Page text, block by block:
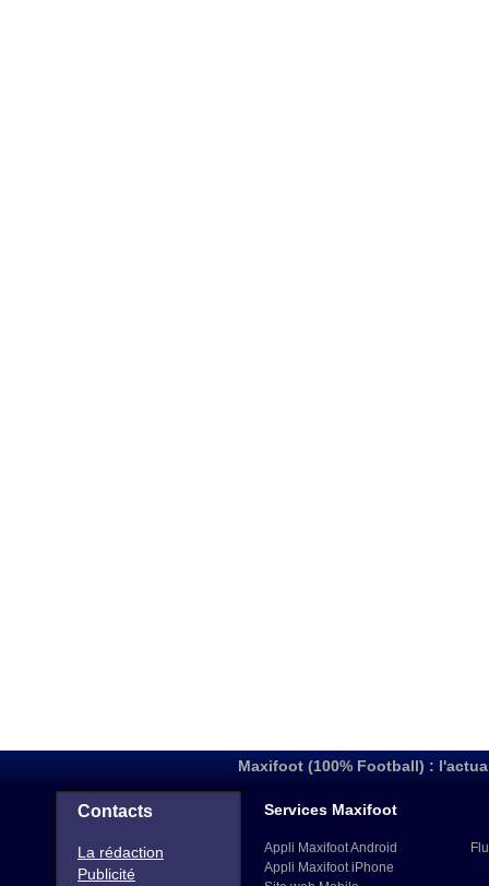
Maxifoot (100% Football) :
Contacts
La rédaction
Publicité
Services Maxifoot
Appli Maxifoot Android
Appli Maxifoot iPhone